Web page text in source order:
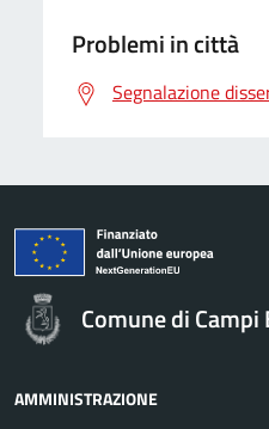
Problemi in città
Segnalazione
Comune di Campi
AMMINISTRAZIONE